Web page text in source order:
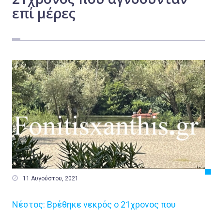
επί μέρες
 11 Αυγούστου, 2021
Νέστος: Βρέθηκε νεκρός ο 21χρονος που
Τοπικά
Αγροτικά
Οικονομία
Πολιτική
Αθλητικά
Αστυνομικό Δελτίο